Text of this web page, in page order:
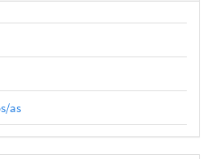
as